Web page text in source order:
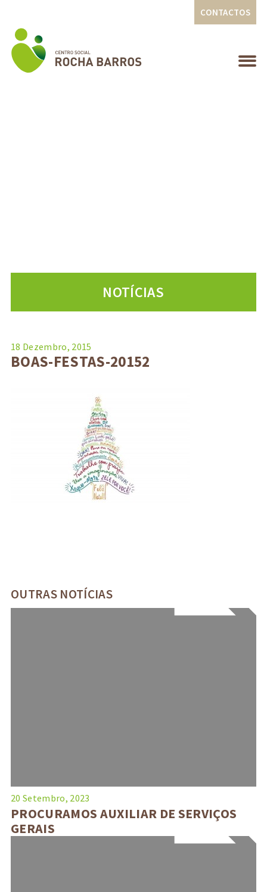
CONTACTOS
NOTÍCIAS
OUTRAS NOTÍCIAS
20 Setembro, 2023
PROCURAMOS AUXILIAR DE SERVIÇOS
GERAIS
18 Dezembro, 2015
BOAS-FESTAS-20152